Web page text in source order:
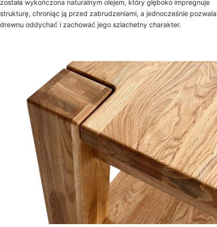
została wykończona naturalnym olejem, który głęboko impregnuje
strukturę, chroniąc ją przed zabrudzeniami, a jednocześnie pozwala
drewnu oddychać i zachować jego szlachetny charakter.